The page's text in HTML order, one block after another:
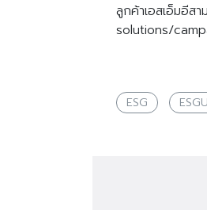
ลูกค้าเอสเอ็มอี
solutions/
ESG